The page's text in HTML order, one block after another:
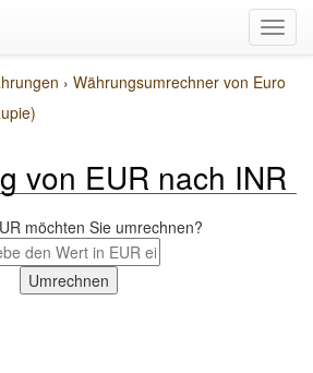
› Währungsumrechner von Euro
von EUR nach INR
möchten Sie umrechnen?